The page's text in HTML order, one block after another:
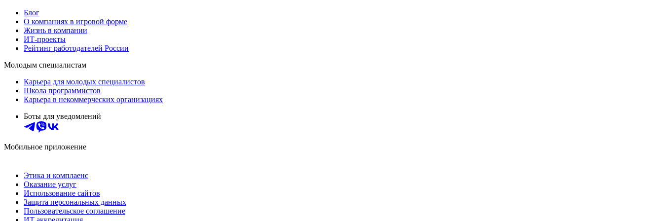
Блог
О компаниях в игровой форме
Жизнь в компании
ИТ-проекты
Рейтинг работодателей России
Молодым специалистам
Карьера для молодых специалистов
Школа программистов
Карьера в некоммерческих организациях
Боты для уведомлений
Мобильное приложение
Этика и комплаенс
Оказание услуг
Использование сайтов
Защита персональных данных
Пользовательское соглашение